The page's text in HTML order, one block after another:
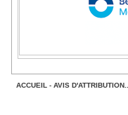
ACCUEIL - AVIS D'ATTRIBUTION...